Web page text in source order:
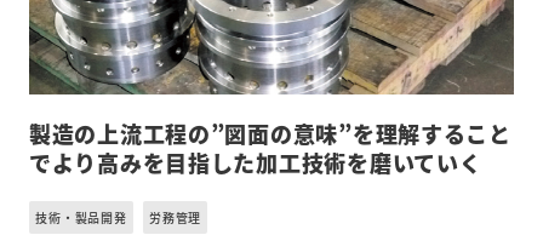
製造の上流工程の”図面の意味”を理解すること
でより高みを目指した加工技術を磨いていく
技術・製品開発 労務管理